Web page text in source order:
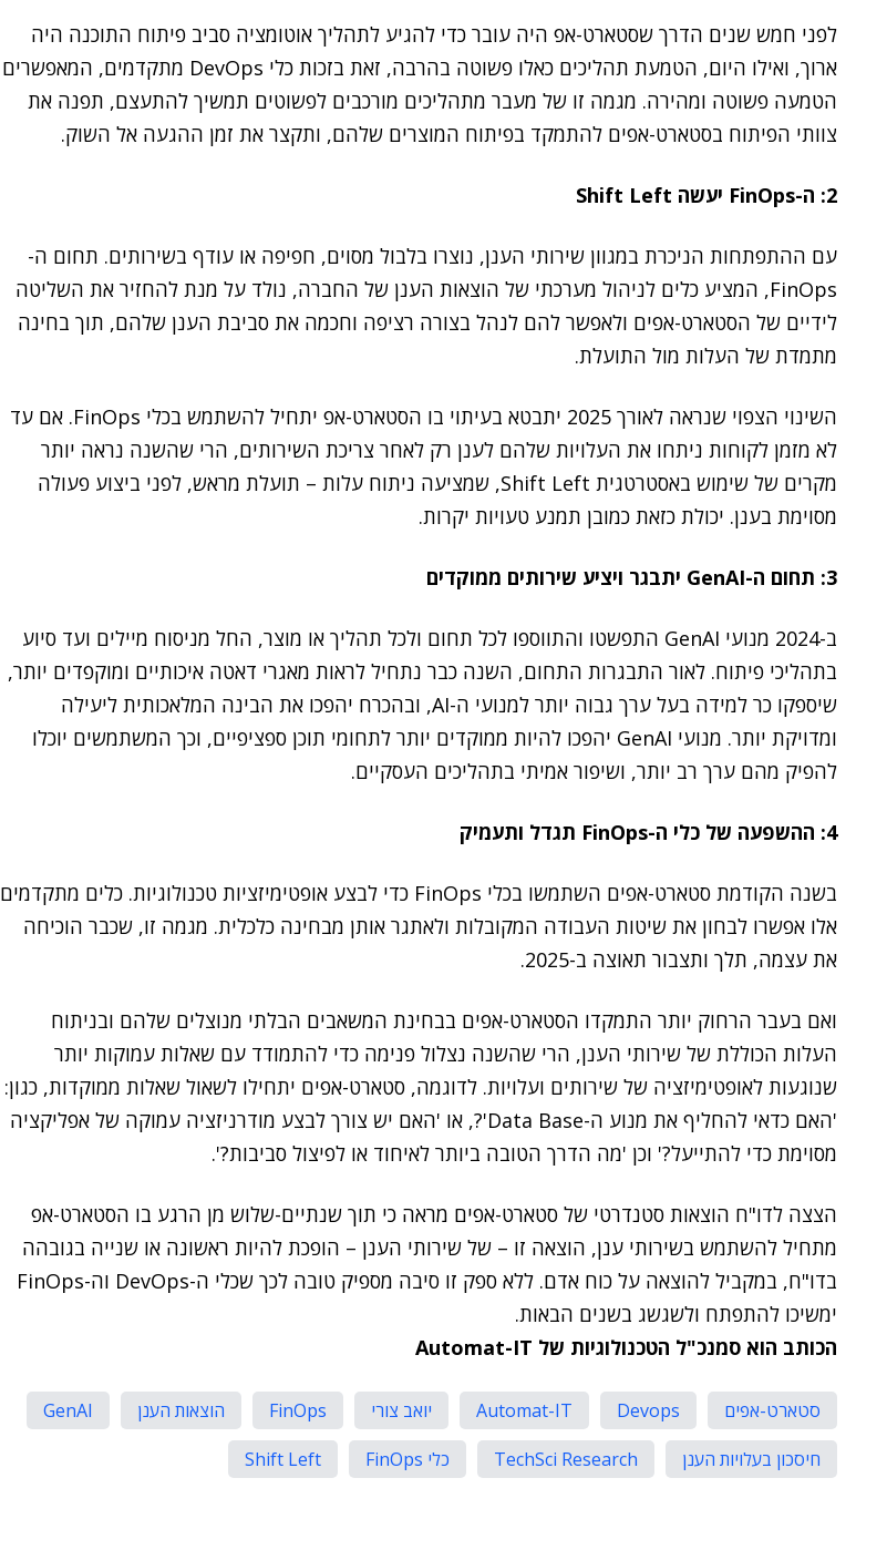
לפני חמש שנים הדרך שסטארט-אפ היה עובר כדי להגיע לתהליך אוטומציה סביב פיתוח התוכנה היה
ארוך, ואילו היום, הטמעת תהליכים כאלו פשוטה בהרבה, זאת בזכות כלי DevOps מתקדמים, המאפשרים
הטמעה פשוטה ומהירה. מגמה זו של מעבר מתהליכים מורכבים לפשוטים תמשיך להתעצם, תפנה את
צוותי הפיתוח בסטארט-אפים להתמקד בפיתוח המוצרים שלהם, ותקצר את זמן ההגעה אל השוק.
2: ה-FinOps יעשה Shift Left
עם ההתפתחות הניכרת במגוון שירותי הענן, נוצרו בלבול מסוים, חפיפה או עודף בשירותים. תחום ה-
FinOps, המציע כלים לניהול מערכתי של הוצאות הענן של החברה, נולד על מנת להחזיר את השליטה
לידיים של הסטארט-אפים ולאפשר להם לנהל בצורה רציפה וחכמה את סביבת הענן שלהם, תוך בחינה
מתמדת של העלות מול התועלת.
השינוי הצפוי שנראה לאורך 2025 יתבטא בעיתוי בו הסטארט-אפ יתחיל להשתמש בכלי FinOps. אם עד
לא מזמן לקוחות ניתחו את העלויות שלהם לענן רק לאחר צריכת השירותים, הרי שהשנה נראה יותר
מקרים של שימוש באסטרטגית Shift Left, שמציעה ניתוח עלות – תועלת מראש, לפני ביצוע פעולה
מסוימת בענן. יכולת כזאת כמובן תמנע טעויות יקרות.
3: תחום ה-GenAI יתבגר ויציע שירותים ממוקדים
ב-2024 מנועי GenAI התפשטו והתווספו לכל תחום ולכל תהליך או מוצר, החל מניסוח מיילים ועד סיוע
בתהליכי פיתוח. לאור התבגרות התחום, השנה כבר נתחיל לראות מאגרי דאטה איכותיים ומוקפדים יותר,
שיספקו כר למידה בעל ערך גבוה יותר למנועי ה-AI, ובהכרח יהפכו את הבינה המלאכותית ליעילה
ומדויקת יותר. מנועי GenAI יהפכו להיות ממוקדים יותר לתחומי תוכן ספציפיים, וכך המשתמשים יוכלו
להפיק מהם ערך רב יותר, ושיפור אמיתי בתהליכים העסקיים.
4: ההשפעה של כלי ה-FinOps תגדל ותעמיק
בשנה הקודמת סטארט-אפים השתמשו בכלי FinOps כדי לבצע אופטימיזציות טכנולוגיות. כלים מתקדמים
אלו אפשרו לבחון את שיטות העבודה המקובלות ולאתגר אותן מבחינה כלכלית. מגמה זו, שכבר הוכיחה
את עצמה, תלך ותצבור תאוצה ב-2025.
ואם בעבר הרחוק יותר התמקדו הסטארט-אפים בבחינת המשאבים הבלתי מנוצלים שלהם ובניתוח
העלות הכוללת של שירותי הענן, הרי שהשנה נצלול פנימה כדי להתמודד עם שאלות עמוקות יותר
שנוגעות לאופטימיזציה של שירותים ועלויות. לדוגמה, סטארט-אפים יתחילו לשאול שאלות ממוקדות, כגון:
'האם כדאי להחליף את מנוע ה-Data Base'?, או 'האם יש צורך לבצע מודרניזציה עמוקה של אפליקציה
מסוימת כדי להתייעל?' וכן 'מה הדרך הטובה ביותר לאיחוד או לפיצול סביבות?'.
הצצה לדו"ח הוצאות סטנדרטי של סטארט-אפים מראה כי תוך שנתיים-שלוש מן הרגע בו הסטארט-אפ
מתחיל להשתמש בשירותי ענן, הוצאה זו – של שירותי הענן – הופכת להיות ראשונה או שנייה בגובהה
בדו"ח, במקביל להוצאה על כוח אדם. ללא ספק זו סיבה מספיק טובה לכך שכלי ה-DevOps וה-FinOps
ימשיכו להתפתח ולשגשג בשנים הבאות.
הכותב הוא סמנכ"ל הטכנולוגיות של Automat-IT
סטארט-אפים Devops
Automat-IT יואב צורי FinOps הוצאות הענן
GenAI
חיסכון בעלויות הענן
TechSci Research כלי FinOps Shift Left